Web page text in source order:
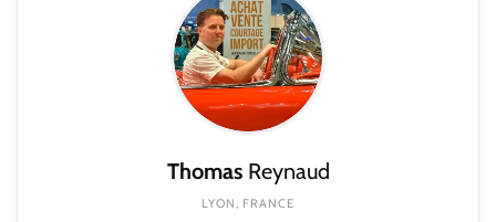
ThomasReynaud
LYON, FRANCE